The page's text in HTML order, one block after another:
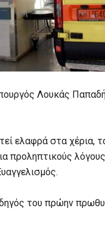
Λουκάς
ελαφρά στα χέρια,
προληπτικούς
του πρώην